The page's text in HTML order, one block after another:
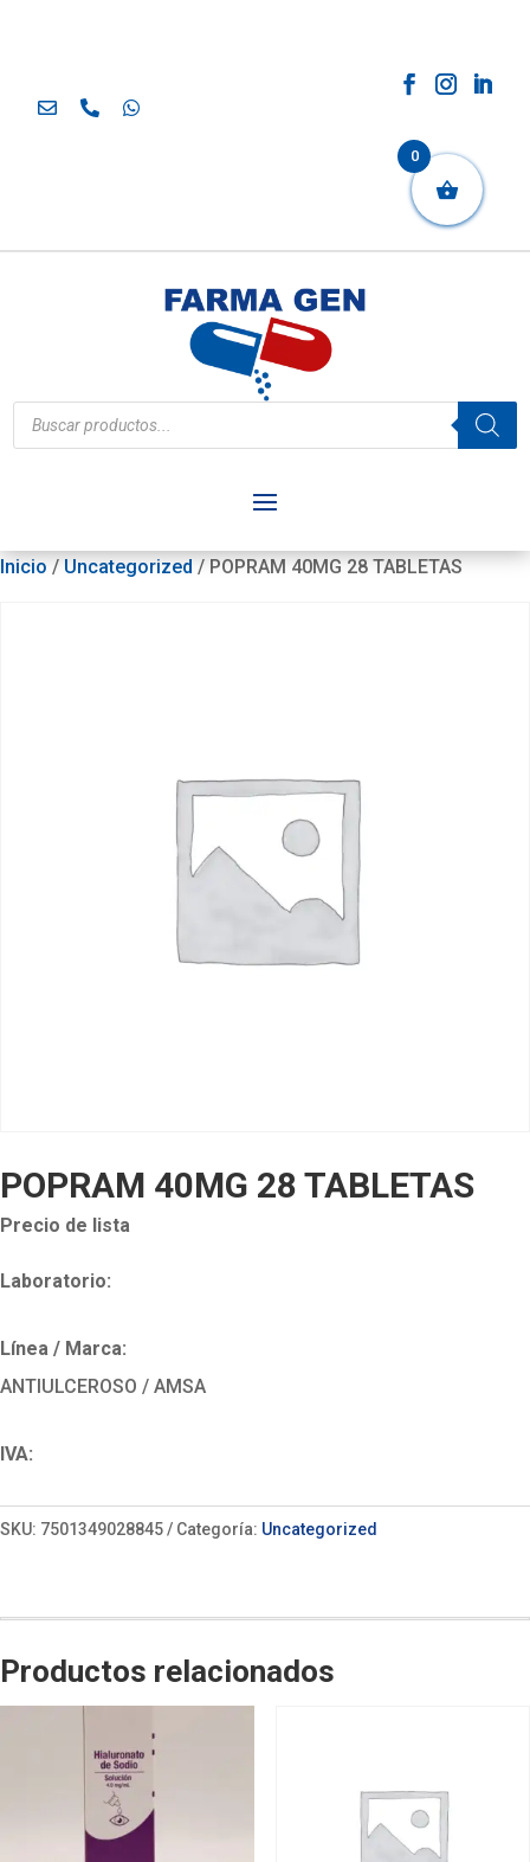
Búsqueda
de
productos
Inicio / Uncategorized / POPRAM 40MG 28 TABLETAS
POPRAM 40MG 28 TABLETAS
Precio de lista
Laboratorio:
Línea / Marca:
ANTIULCEROSO / AMSA
IVA:
SKU: 7501349028845 Categoría: Uncategorized
Productos relacionados
0